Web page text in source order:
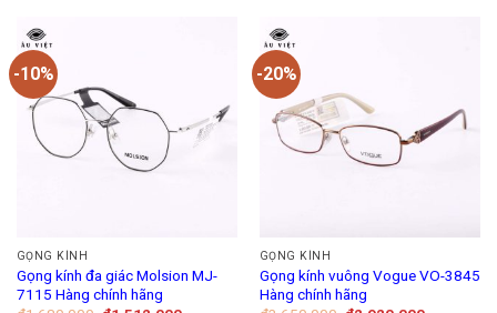
-10%
GỌNG KÍNH
Gọng kính đa giác Molsion MJ-
7115 Hàng chính hãng
-20%
GỌNG KÍNH
Gọng kính vuông Vogue VO-3845
Hàng chính hãng